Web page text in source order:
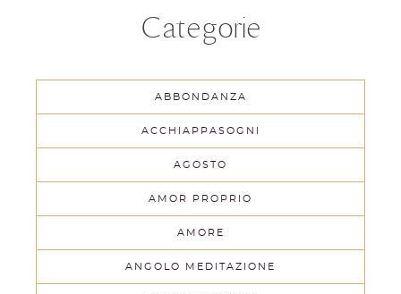
Categorie
ABBONDANZA
ACCHIAPPASOGNI
AGOSTO
AMOR PROPRIO
AMORE
ANGOLO MEDITAZIONE